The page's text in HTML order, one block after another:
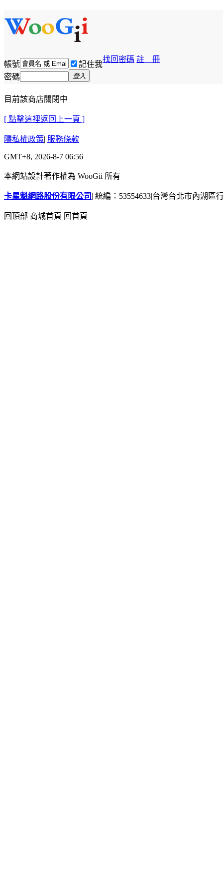
帳號 記住我
找回密碼 註 冊
密碼 登入
目前該商店關閉中
[ 點擊這裡返回上一頁 ]
隱私權政策| 服務條款
GMT+8, 2026-8-7 06:56
本網站設計著作權為 WooGii 所有
卡星魁網路股份有限公司 | 統編：53554633|台灣台北市內湖區
回頂部 商城首頁 回首頁